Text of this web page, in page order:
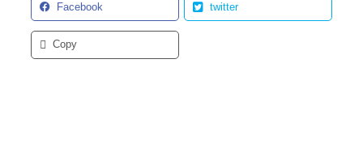
Facebook twitter
Copy